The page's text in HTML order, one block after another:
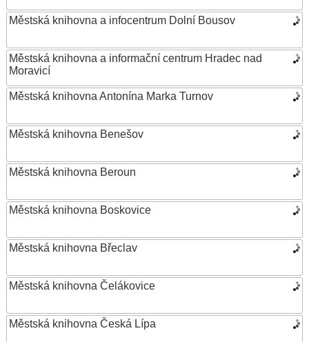
Městská knihovna a infocentrum Dolní Bousov
Městská knihovna a informační centrum Hradec nad
Moravicí
Městská knihovna Antonína Marka Turnov
Městská knihovna Benešov
Městská knihovna Beroun
Městská knihovna Boskovice
Městská knihovna Břeclav
Městská knihovna Čelákovice
Městská knihovna Česká Lípa